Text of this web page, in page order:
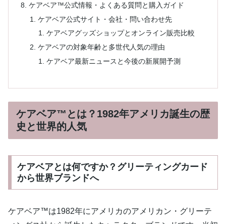
ケアベア™公式情報・よくある質問と購入ガイド
ケアベア公式サイト・会社・問い合わせ先
ケアベアグッズショップとオンライン販売比較
ケアベアの対象年齢と多世代人気の理由
ケアベア最新ニュースと今後の新展開予測
ケアベア™とは？1982年アメリカ誕生の歴
史と世界的人気
ケアベアとは何ですか？グリーティングカード
から世界ブランドへ
ケアベア™は1982年にアメリカのアメリカン・グリーテ